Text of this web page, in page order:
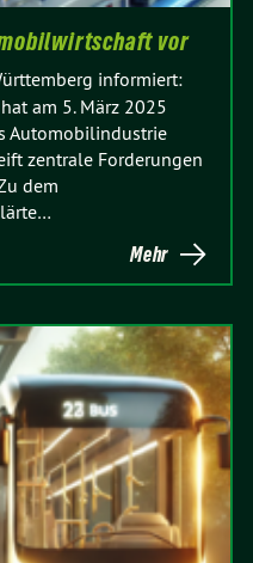
vor
informiert:
am 5. März 2025
Automobilindustrie
zentrale Forderungen
dem
Mehr